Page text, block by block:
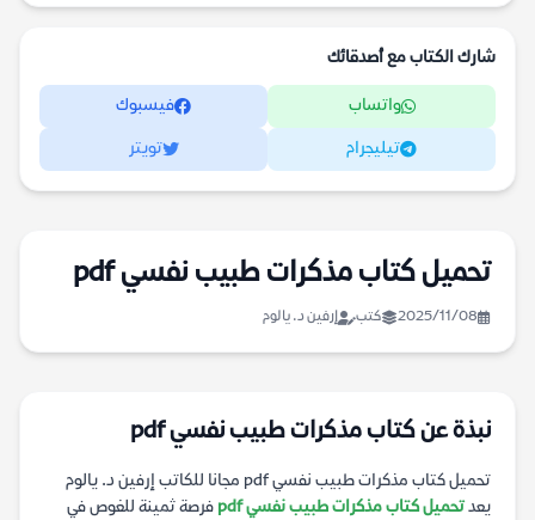
شارك الكتاب مع أصدقائك
واتساب فيسبوك
تيليجرام تويتر
تحميل كتاب مذكرات طبيب نفسي pdf
2025/11/08 كتب إرفين د. يالوم
نبذة عن كتاب مذكرات طبيب نفسي pdf
تحميل كتاب مذكرات طبيب نفسي pdf مجانا للكاتب إرفين د. يالوم
يعدتحميل كتاب مذكرات طبيب نفسي pdf
فرصة ثمينة للغوص في